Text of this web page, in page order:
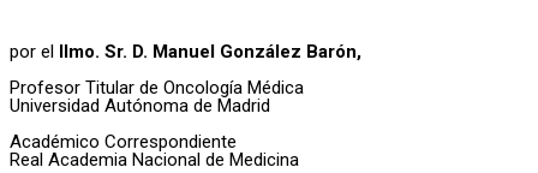
por el Ilmo. Sr. D. Manuel González Barón,
Profesor Titular de Oncología Médica
Universidad Autónoma de Madrid
Académico Correspondiente
Real Academia Nacional de Medicina